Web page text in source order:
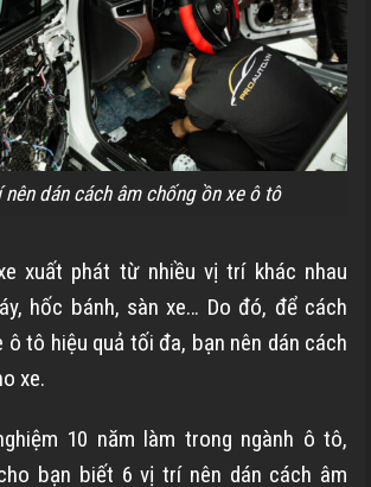
nên dán cách âm chống ồn xe ô tô
xuất phát từ nhiều vị trí khác nhau
hốc bánh, sàn xe… Do đó, để cách
ô tô hiệu quả tối đa, bạn nên dán cách
xe.
10 năm làm trong ngành ô tô,
bạn biết 6 vị trí nên dán cách âm